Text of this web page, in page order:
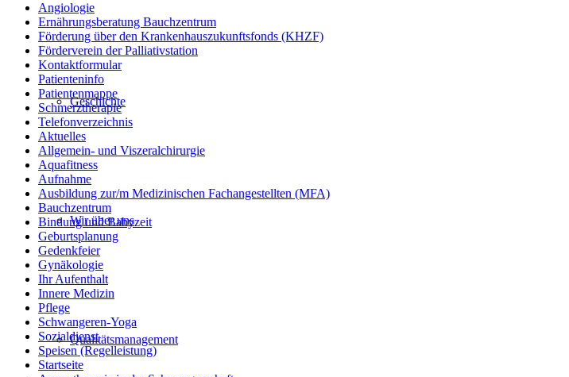
Geschichte
Wir über uns
Qualitätsmanagement
Angiologie
Ernährungsberatung Bauchzentrum
Förderung über den Krankenhauszukunftsfonds (KHZF)
Förderverein der Palliativstation
Kontaktformular
Patienteninfo
Patientenmappe
Schmerztherapie
Telefonverzeichnis
Aktuelles
Allgemein- und Viszeralchirurgie
Aquafitness
Aufnahme
Ausbildung zur/m Medizinischen Fachangestellten (MFA)
Bauchzentrum
Bindung und Babyzeit
Geburtsplanung
Gedenkfeier
Gynäkologie
Ihr Aufenthalt
Innere Medizin
Pflege
Schwangeren-Yoga
Sozialdienst
Speisen (Regelleistung)
Startseite